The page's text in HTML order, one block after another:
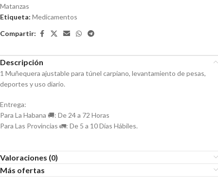
Matanzas
Etiqueta: Medicamentos
Compartir:
Descripción
1 Muñequera ajustable para túnel carpiano, levantamiento de pesas,
deportes y uso diario.
Entrega:
Para La Habana 🚚: De 24 a 72 Horas
Para Las Provincias 🚛: De 5 a 10 Días Hábiles.
Valoraciones (0)
Más ofertas